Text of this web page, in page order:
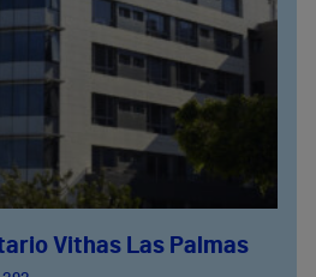
Vithas Las Palmas